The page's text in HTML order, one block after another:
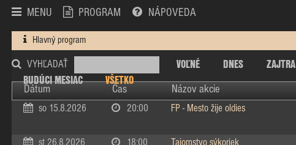
MENU PROGRAM NÁPOVEDA
Hlavný program
VYHĽADAŤ VOĽNÉ DNES ZAJTRA
BUDÚCI MESIAC
VŠETKO
Dátum Čas Názov akcie
so 15.8.2026 20:00 FP - Mesto žije oldies
st 26.8.2026 18:00 Tajomstvo sýkoriek